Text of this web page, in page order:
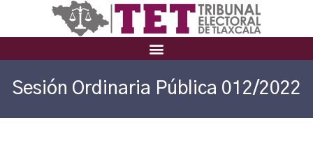
Sesión Ordinaria Pública 012/2022